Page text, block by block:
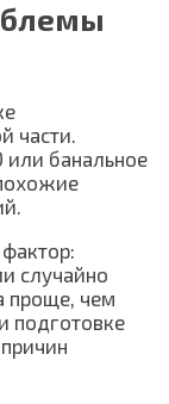
части.
или банальное
случайно
проще, чем
подготовке